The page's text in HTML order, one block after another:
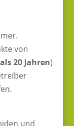
von
20 Jahren)
und